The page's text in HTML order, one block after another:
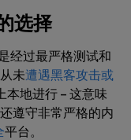
选择
经过最严格测试和
未遭遇黑客攻击或
本地进行 – 这意味
遵守非常严格的内
平台。